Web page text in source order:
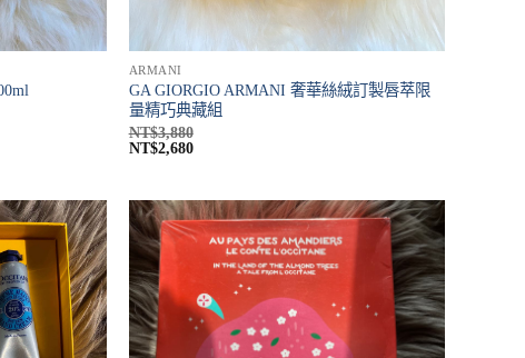
ARMANI
GA GIORGIO ARMANI 奢華絲絨訂製唇萃限
量精巧典藏組
NT$3,880
NT$2,680